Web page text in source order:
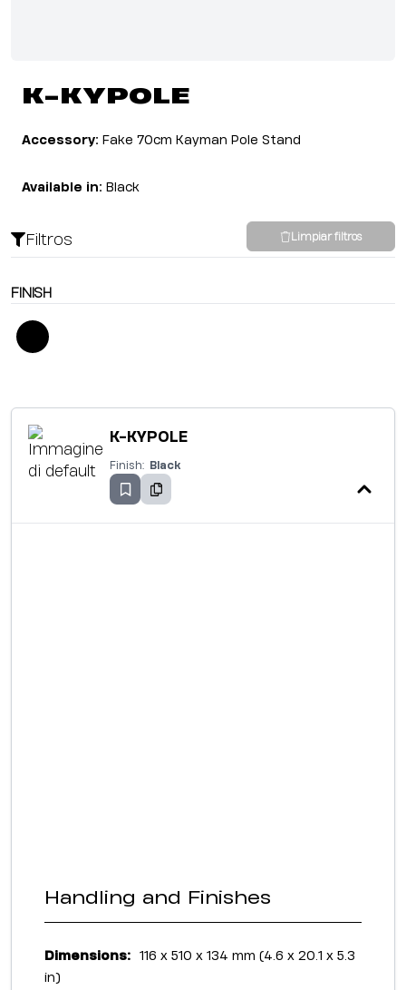
K-KYPOLE
Accessory: Fake 70cm Kayman Pole Stand
Available in: Black
Filtros Limpiar filtros
FINISH
K-KYPOLE
Finish: Black
Handling and Finishes
Dimensions:
116 x 510 x 134 mm (4.6 x 20.1 x 5.3
in)